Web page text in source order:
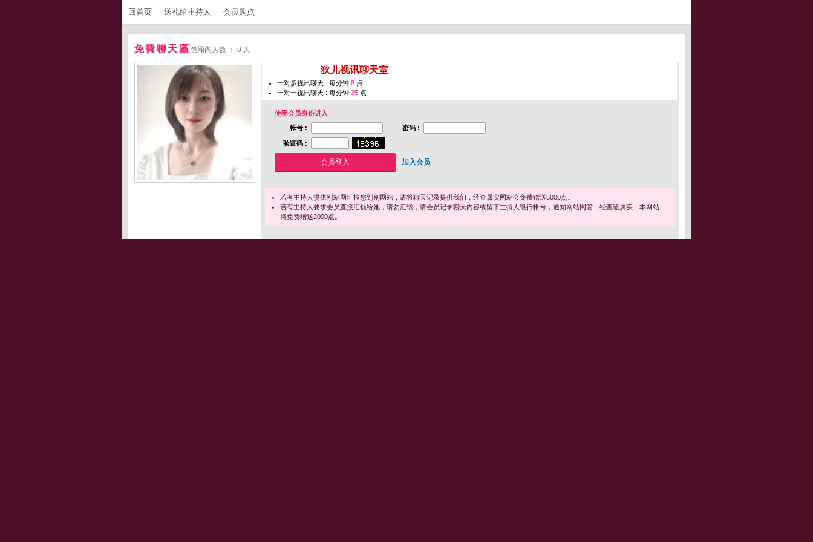
回首页 送礼给主持人 会员购点
免費聊天區包厢内人数 ： 0 人
狄儿视讯聊天室
一对多视讯聊天 : 每分钟 8 点
一对一视讯聊天 : 每分钟 35 点
使用会员身份进入
帐号 :
密码 :
验证码 :
加入会员
若有主持人提供别站网址拉您到别网站，请将聊天记录提供我们，经查属实网站会免费赠送5000点。
若有主持人要求会员直接汇钱给她，请勿汇钱，请会员记录聊天内容或留下主持人银行帐号，通知网站网管，经查证属实，本网站
将免费赠送2000点。